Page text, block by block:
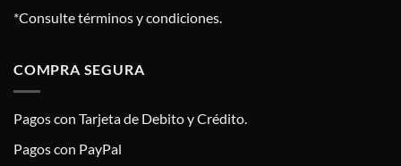
*Consulte términos y condiciones.
COMPRA SEGURA
Pagos con Tarjeta de Debito y Crédito.
Pagos con PayPal